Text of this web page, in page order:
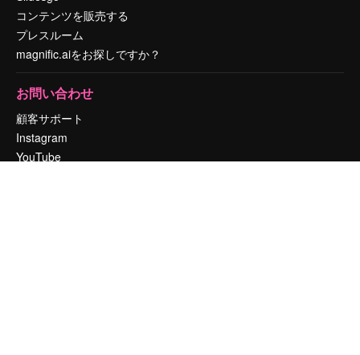
コンテンツを販売する
プレスルーム
magnific.aiをお探しですか？
お問い合わせ
顧客サポート
Instagram
YouTube